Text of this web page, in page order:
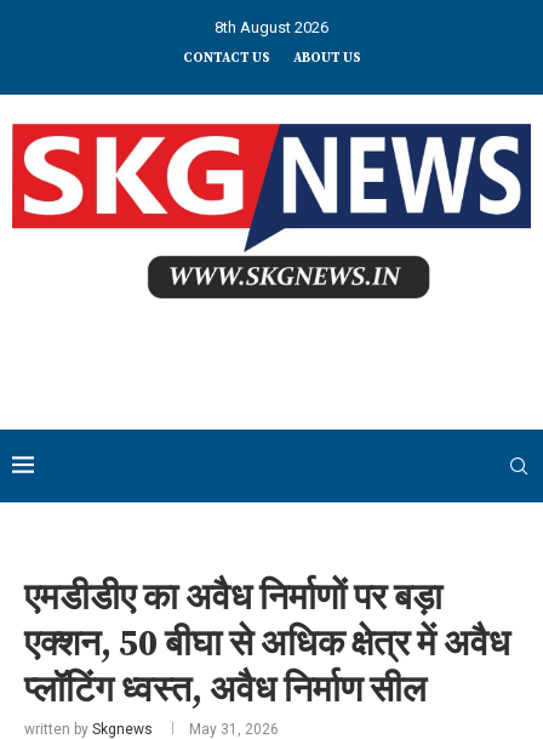
8th August 2026
CONTACT US ABOUT US
एमडीडीए का अवैध निर्माणों पर बड़ा
एक्शन, 50 बीघा से अधिक क्षेत्र में अवैध
प्लॉटिंग ध्वस्त, अवैध निर्माण सील
written by Skgnews May 31, 2026